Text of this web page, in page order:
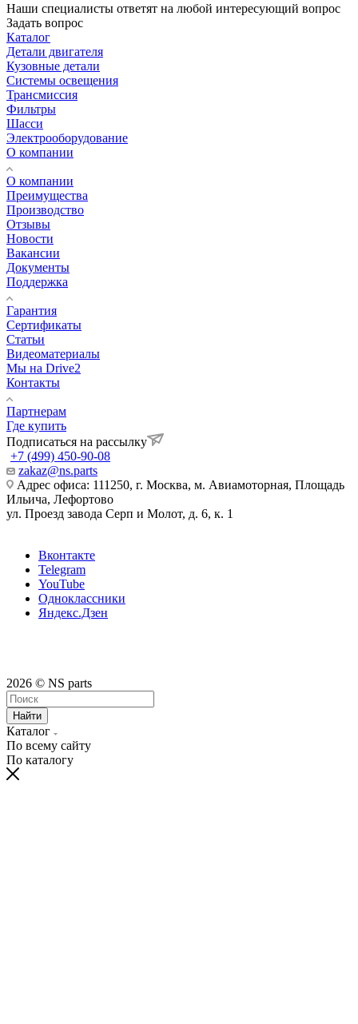
Наши специалисты ответят на любой интересующий вопрос
Задать вопрос
Каталог
Детали двигателя
Кузовные детали
Системы освещения
Трансмиссия
Фильтры
Шасси
Электрооборудование
О компании
О компании
Преимущества
Производство
Отзывы
Новости
Вакансии
Документы
Поддержка
Гарантия
Сертификаты
Статьи
Видеоматериалы
Мы на Drive2
Контакты
Партнерам
Где купить
Подписаться на рассылку
+7 (499) 450-90-08
zakaz@ns.parts
Адрес офиса: 111250, г. Москва, м. Авиамоторная, Площадь
Ильича, Лефортово
ул. Проезд завода Серп и Молот, д. 6, к. 1
Вконтакте
Telegram
YouTube
Одноклассники
Яндекс.Дзен
2026 © NS parts
Найти
Каталог
По всему сайту
По каталогу